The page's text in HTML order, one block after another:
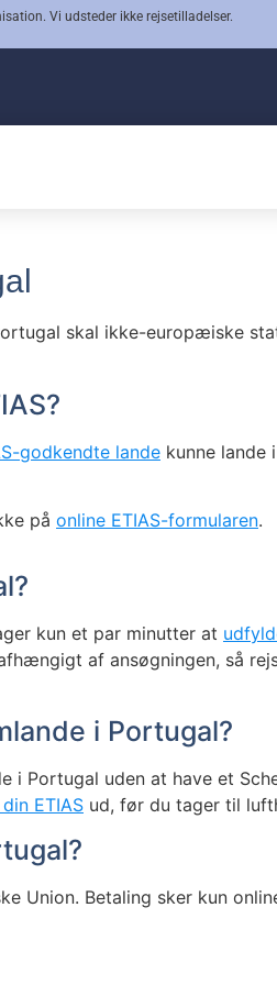
Vi udsteder ikke rejsetilladelser.
skal ikke-europæiske
godkendte lande kunne lande
på online ETIAS-formularen.
kun et par minutter at
af ansøgningen, så
i Portugal?
i Portugal uden at have et
ETIAS ud, før du tager til
Union. Betaling sker kun